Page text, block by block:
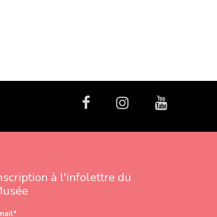
facebookInstagram
à l'infolettre du
*